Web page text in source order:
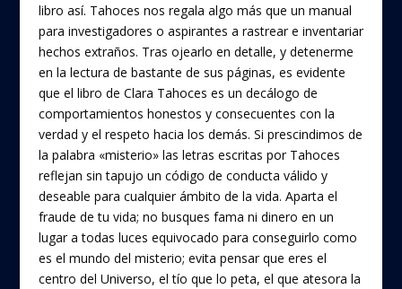
libro así. Tahoces nos regala algo más que un manual
para investigadores o aspirantes a rastrear e inventariar
hechos extraños. Tras ojearlo en detalle, y detenerme
en la lectura de bastante de sus páginas, es evidente
que el libro de Clara Tahoces es un decálogo de
comportamientos honestos y consecuentes con la
verdad y el respeto hacia los demás. Si prescindimos de
la palabra «misterio» las letras escritas por Tahoces
reflejan sin tapujo un código de conducta válido y
deseable para cualquier ámbito de la vida. Aparta el
fraude de tu vida; no busques fama ni dinero en un
lugar a todas luces equivocado para conseguirlo como
es el mundo del misterio; evita pensar que eres el
centro del Universo, el tío que lo peta, el que atesora la